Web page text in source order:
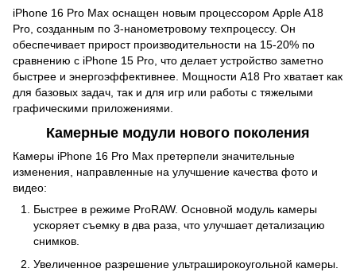
iPhone 16 Pro Max оснащен новым процессором Apple A18
Pro, созданным по 3-нанометровому техпроцессу. Он
обеспечивает прирост производительности на 15-20% по
сравнению с iPhone 15 Pro, что делает устройство заметно
быстрее и энергоэффективнее. Мощности A18 Pro хватает как
для базовых задач, так и для игр или работы с тяжелыми
графическими приложениями.
Камерные модули нового поколения
Камеры iPhone 16 Pro Max претерпели значительные
изменения, направленные на улучшение качества фото и
видео:
Быстрее в режиме ProRAW. Основной модуль камеры
ускоряет съемку в два раза, что улучшает детализацию
снимков.
Увеличенное разрешение ультраширокоугольной камеры.